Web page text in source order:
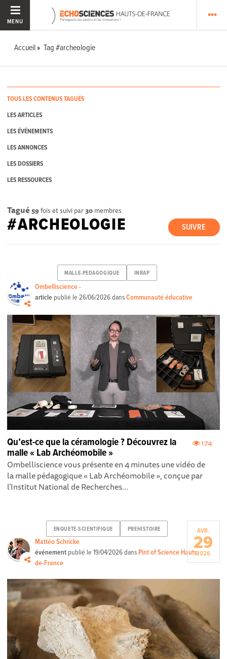
MENU
Accueil Tag #archeologie
TOUS LES CONTENUS TAGUÉS
LES ARTICLES
LES ÉVÉNEMENTS
LES ANNONCES
LES DOSSIERS
LES RESSOURCES
Tagué 59 fois et suivi par30 membres
SUIVRE
#ARCHEOLOGIE
MALLE-PEDAGOGIQUE INRAP
Ombelliscience -
article publié le26/06/2026dansCommunauté éducative
174
Qu’est-ce que la céramologie ? Découvrez la
malle « Lab Archéomobile »
Ombelliscience vous présente en 4 minutes une vidéo de
la malle pédagogique « Lab Archéomobile », conçue par
l’Institut National de Recherches...
ENQUETE-SCIENTIFIQUE PREHISTOIRE
Mattéo Schricke
événement publié le19/04/2026dans Pint of Science Hauts-
de-France
AVR.
29
2026